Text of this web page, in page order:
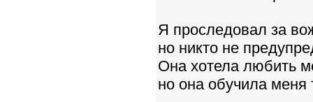
Я проследовал за
но никто не
Она хотела любить
но она обучила меня